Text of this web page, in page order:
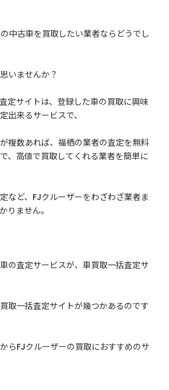
中古車を買取したい業者ならどうでし
いませんか？
定サイトは、登録した車の買取に興味
出来るサービスで、
複数あれば、福栖の業者の査定を無料
、高値で買取してくれる業者を簡単に
など、FJクルーザーをわざわざ業者ま
りません。
の査定サービスが、車買取一括査定サ
取一括査定サイトが幾つかあるのです
らFJクルーザーの買取におすすめのサ